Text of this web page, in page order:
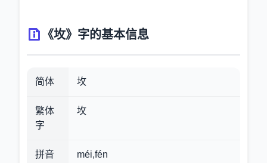
《坆》字的基本信息
简体 坆
繁体
字
坆
拼音 méi,fén